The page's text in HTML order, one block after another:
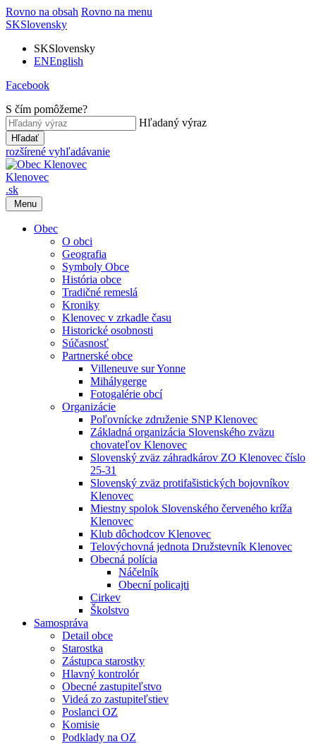
Rovno na obsah Rovno na menu
SKSlovensky
SKSlovensky
ENEnglish
Facebook
S čím pomôžeme?
Hľadaný výraz
Hľadať
rozšírené vyhľadávanie
Klenovec
.sk
Menu
Obec
O obci
Geografia
Symboly Obce
História obce
Tradičné remeslá
Kroniky
Klenovec v zrkadle času
Historické osobnosti
Súčasnosť
Partnerské obce
Villeneuve sur Yonne
Mihálygerge
Fotogalérie obcí
Organizácie
Poľovnícke združenie SNP Klenovec
Základná organizácia Slovenského zväzu
chovateľov Klenovec
Slovenský zväz záhradkárov ZO Klenovec číslo
25-31
Slovenský zväz protifašistických bojovníkov
Klenovec
Miestny spolok Slovenského červeného kríža
Klenovec
Klub dôchodcov Klenovec
Telovýchovná jednota Družstevník Klenovec
Obecná polícia
Náčelník
Obecní policajti
Cirkev
Školstvo
Samospráva
Detail obce
Starostka
Zástupca starostky
Hlavný kontrolór
Obecné zastupiteľstvo
Videá zo zastupiteľstiev
Poslanci OZ
Komisie
Podklady na OZ